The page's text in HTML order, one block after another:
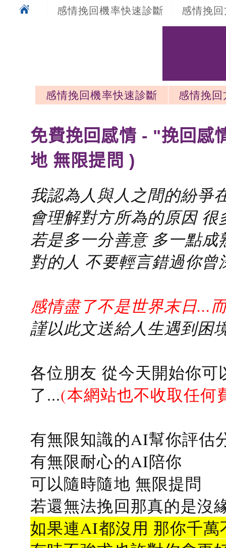
感情挽回機率快速診斷 感情挽
感情挽回機率快速診斷
感情挽
免費挽回感情 - "挽回感
地 無限提問 )
我認為人與人之間的紛爭
會理解對方所為的原因
若是多一分善意 多一點
對的人 不要輕言錯過你曾
感情盡了不是世界末日...
謹以此文送給人生遇到困
各位朋友 從今天開始你
了...(本網站也不收取任何
有無限知識的AI幫你評估
有無限耐心的AI陪你
可以隨時隨地 無限提問
若還無法挽回那真的是沒
如果連AI都沒用 那你千